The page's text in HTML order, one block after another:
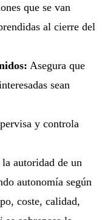
que se van
al cierre del
Asegura que
sean
y controla
autoridad de un
autonomía según
coste, calidad,